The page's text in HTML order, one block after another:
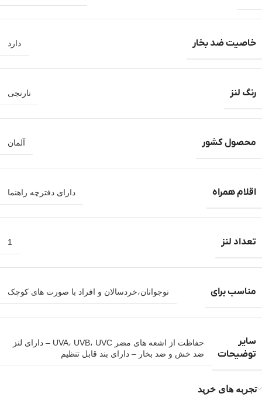
خاصیت ضد بخار دارد
رنگ لنز نارنجی
محصول کشور آلمان
اقلام همراه دارای دفترچه راهنما
تعداد لنز 1
مناسب برای نوجوانان،خردسالان و افراد با صورت های کوچک
سایر
توضیحات
حفاظت از اشعه های مضر UVA، UVB، UVC – دارای لنز
ضد خش و ضد بخار – دارای بند قابل تنظیم
تجربه های خرید